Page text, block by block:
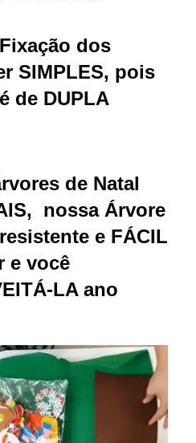
dos
SIMPLES, pois
de DUPLA
de Natal
nossa Árvore
e FÁCIL
e você
LA ano